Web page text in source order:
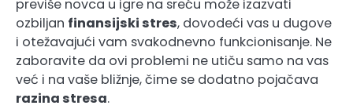
previše novca u igre na sreću može izazvati
ozbiljan finansijski stres, dovodeći vas u dugove
i otežavajući vam svakodnevno funkcionisanje. Ne
zaboravite da ovi problemi ne utiču samo na vas
već i na vaše bližnje, čime se dodatno pojačava
razina stresa.